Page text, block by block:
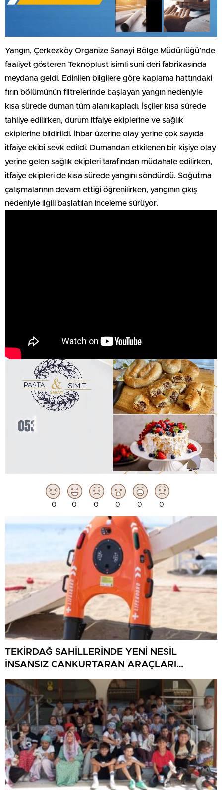
Yangın, Çerkezköy Organize Sanayi Bölge Müdürlüğü’nde
faaliyet gösteren Teknoplust isimli suni deri fabrikasında
meydana geldi. Edinilen bilgilere göre kaplama hattındaki
fırın bölümünün filtrelerinde başlayan yangın nedeniyle
kısa sürede duman tüm alanı kapladı. İşçiler kısa sürede
tahliye edilirken, durum itfaiye ekiplerine ve sağlık
ekiplerine bildirildi. İhbar üzerine olay yerine çok sayıda
itfaiye ekibi sevk edildi. Dumandan etkilenen bir kişiye olay
yerine gelen sağlık ekipleri tarafından müdahale edilirken,
itfaiye ekipleri de kısa sürede yangını söndürdü. Soğutma
çalışmalarının devam ettiği öğrenilirken, yangının çıkış
nedeniyle ilgili başlatılan inceleme sürüyor.
0 0 0 0 0 0
TEKİRDAĞ SAHİLLERİNDE YENİ NESİL
İNSANSIZ CANKURTARAN ARAÇLARI
GÖREVDE